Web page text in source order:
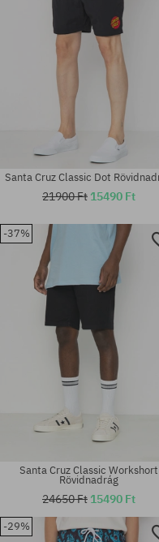
Elérhető méretek:
Elérhető méretek:
Santa Cruz Classic Dot
21900 Ft 15490 Ft
-37%
Santa Cruz Classic Workshort
Rövidnadrág
24650 Ft 15490 Ft
-29%